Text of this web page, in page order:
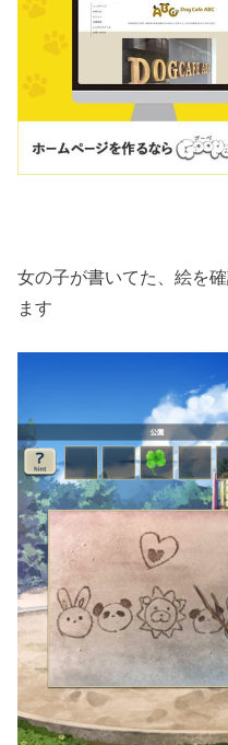
女の子が書いてた、絵を
ます